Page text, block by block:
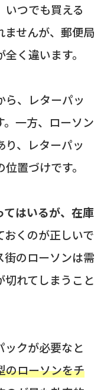
いつでも買える
ませんが、郵便局
く違います。
ら、レターパッ
。一方、ローソン
り、レターパッ
置づけです。
てはいるが、在庫
おくのが正しいで
街のローソンは需
れてしまうこと
ックが必要なと
のローソンをチ